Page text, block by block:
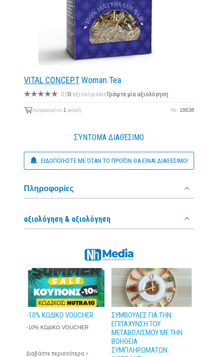
VITAL CONCEPTWoman Tea
0.00 αξιολόγισειςΓράψτε μία αξιολόγηση
Αγορασμένο 1 φορές №: 18638
ΣΎΝΤΟΜΑ ΔΙΑΘΈΣΙΜΟ
ΕΙΔΟΠΟΙΉΣΤΕ ΜΕ ΌΤΑΝ ΤΟ ΠΡΟΪΌΝ ΘΑ ΕΊΝΑΙ ΔΙΑΘΈΣΙΜΟ!
Πληροφορίες
αξιολόγηση & αξιολόγηση
-10% ΚΩΔΙΚΟ VOUCHER
-10% ΚΩΔΙΚΟ VOUCHER
Διαβάστε περισσότερα >
ΣΥΜΒΟΥΛΕΣ ΓΙΑ ΤΗΝ
ΕΠΙΤΑΧΥΝΣΗ ΤΟΥ
ΜΕΤΑΒΟΛΙΣΜΟΥ ΜΕ ΤΗΝ
ΒΟΗΘΕΙΑ
ΣΥΜΠΛΗΡΩΜΑΤΩΝ